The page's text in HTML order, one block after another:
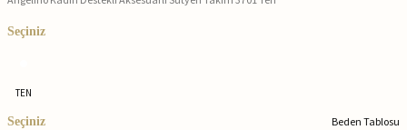
Seçiniz
TEN
Seçiniz Beden Tablosu